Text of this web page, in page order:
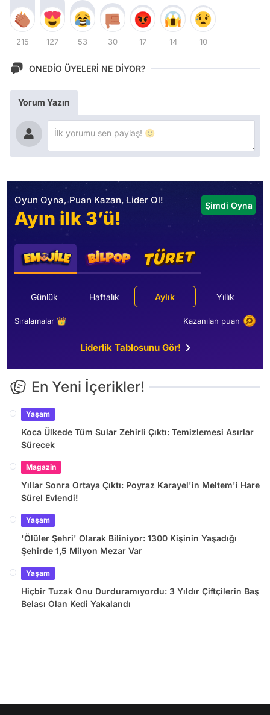
215 127 53 30 17 14 10
ONEDİO ÜYELERİ NE DİYOR?
Yorum Yazın
Oyun Oyna, Puan Kazan, Lider Ol!
Ayın ilk 3’ü!
Şimdi Oyna
Günlük Haftalık Aylık Yıllık
Sıralamalar 👑 Kazanılan puan
Liderlik Tablosunu Gör!
En Yeni İçerikler!
Yaşam
Koca Ülkede Tüm Sular Zehirli Çıktı: Temizlemesi Asırlar
Sürecek
Magazin
Yıllar Sonra Ortaya Çıktı: Poyraz Karayel'in Meltem'i Hare
Sürel Evlendi!
Yaşam
'Ölüler Şehri' Olarak Biliniyor: 1300 Kişinin Yaşadığı
Şehirde 1,5 Milyon Mezar Var
Yaşam
Hiçbir Tuzak Onu Durduramıyordu: 3 Yıldır Çiftçilerin Baş
Belası Olan Kedi Yakalandı